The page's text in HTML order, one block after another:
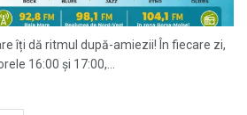
îți dă ritmul după-amiezii! În fiecare zi,
16:00 și 17:00,...